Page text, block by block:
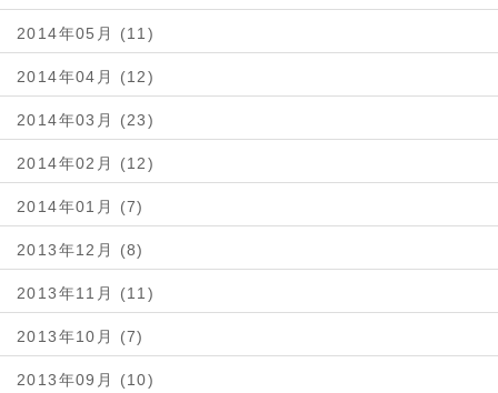
2014年05月 (11)
2014年04月 (12)
2014年03月 (23)
2014年02月 (12)
2014年01月 (7)
2013年12月 (8)
2013年11月 (11)
2013年10月 (7)
2013年09月 (10)